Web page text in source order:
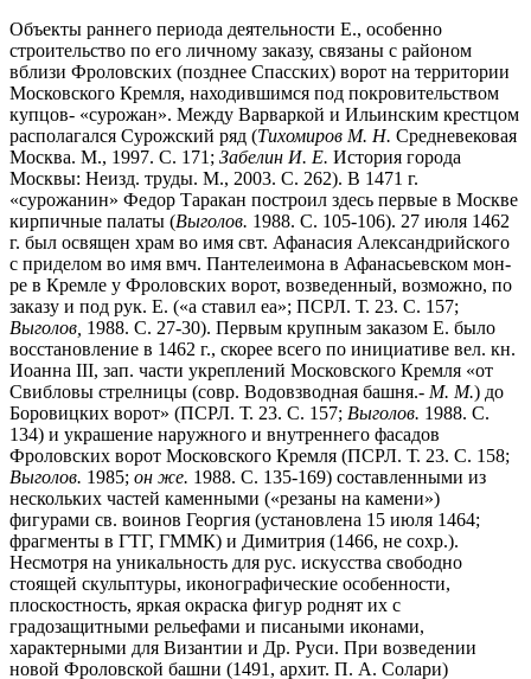
Объекты раннего периода деятельности Е., особенно
строительство по его личному заказу, связаны с районом
вблизи Фроловских (позднее Спасских) ворот на территории
Московского Кремля, находившимся под покровительством
купцов- «сурожан». Между Варваркой и Ильинским крестцом
располагался Сурожский ряд (Тихомиров М. Н. Средневековая
Москва. М., 1997. С. 171; Забелин И. Е. История города
Москвы: Неизд. труды. М., 2003. С. 262). В 1471 г.
«сурожанин» Федор Таракан построил здесь первые в Москве
кирпичные палаты (Выголов. 1988. С. 105-106). 27 июля 1462
г. был освящен храм во имя свт. Афанасия Александрийского
с приделом во имя вмч. Пантелеимона в Афанасьевском мон-
ре в Кремле у Фроловских ворот, возведенный, возможно, по
заказу и под рук. Е. («а ставил еа»; ПСРЛ. Т. 23. С. 157;
Выголов, 1988. С. 27-30). Первым крупным заказом Е. было
восстановление в 1462 г., скорее всего по инициативе вел. кн.
Иoанна III, зап. части укреплений Московского Кремля «от
Свибловы стрелницы (совр. Водовзводная башня.- М. М.) до
Боровицких ворот» (ПСРЛ. Т. 23. С. 157; Выголов. 1988. С.
134) и украшение наружного и внутреннего фасадов
Фроловских ворот Московского Кремля (ПСРЛ. Т. 23. С. 158;
Выголов. 1985; он же. 1988. С. 135-169) составленными из
нескольких частей каменными («резаны на камени»)
фигурами св. воинов Георгия (установлена 15 июля 1464;
фрагменты в ГТГ, ГММК) и Димитрия (1466, не сохр.).
Несмотря на уникальность для рус. искусства свободно
стоящей скульптуры, иконографические особенности,
плоскостность, яркая окраска фигур роднят их с
градозащитными рельефами и писаными иконами,
характерными для Византии и Др. Руси. При возведении
новой Фроловской башни (1491, архит. П. А. Солари)